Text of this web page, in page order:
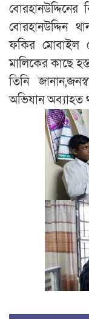
বোরহানউদ্দিনের
বোরহানউদ্দিন
ফকির মোবাইল
মালিকের কাছে
তিনি
অভিযান অব্যাহত